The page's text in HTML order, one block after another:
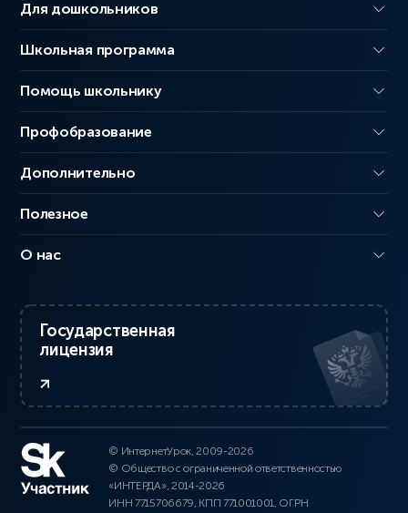
Для дошкольников
Школьная программа
Помощь школьнику
Профобразование
Дополнительно
Полезное
О нас
Государственная
лицензия
© ИнтернетУрок, 2009-2026
© Общество с ограниченной ответственностью
«ИНТЕРДА», 2014-2026
ИНН 7715706679, КПП 771001001, ОГРН